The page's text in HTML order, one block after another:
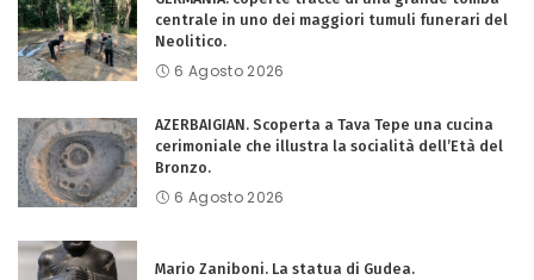
centrale in uno dei maggiori tumuli funerari del
Neolitico.
6 Agosto 2026
AZERBAIGIAN. Scoperta a Tava Tepe una cucina
cerimoniale che illustra la socialità dell’Età del
Bronzo.
6 Agosto 2026
Mario Zaniboni. La statua di Gudea.